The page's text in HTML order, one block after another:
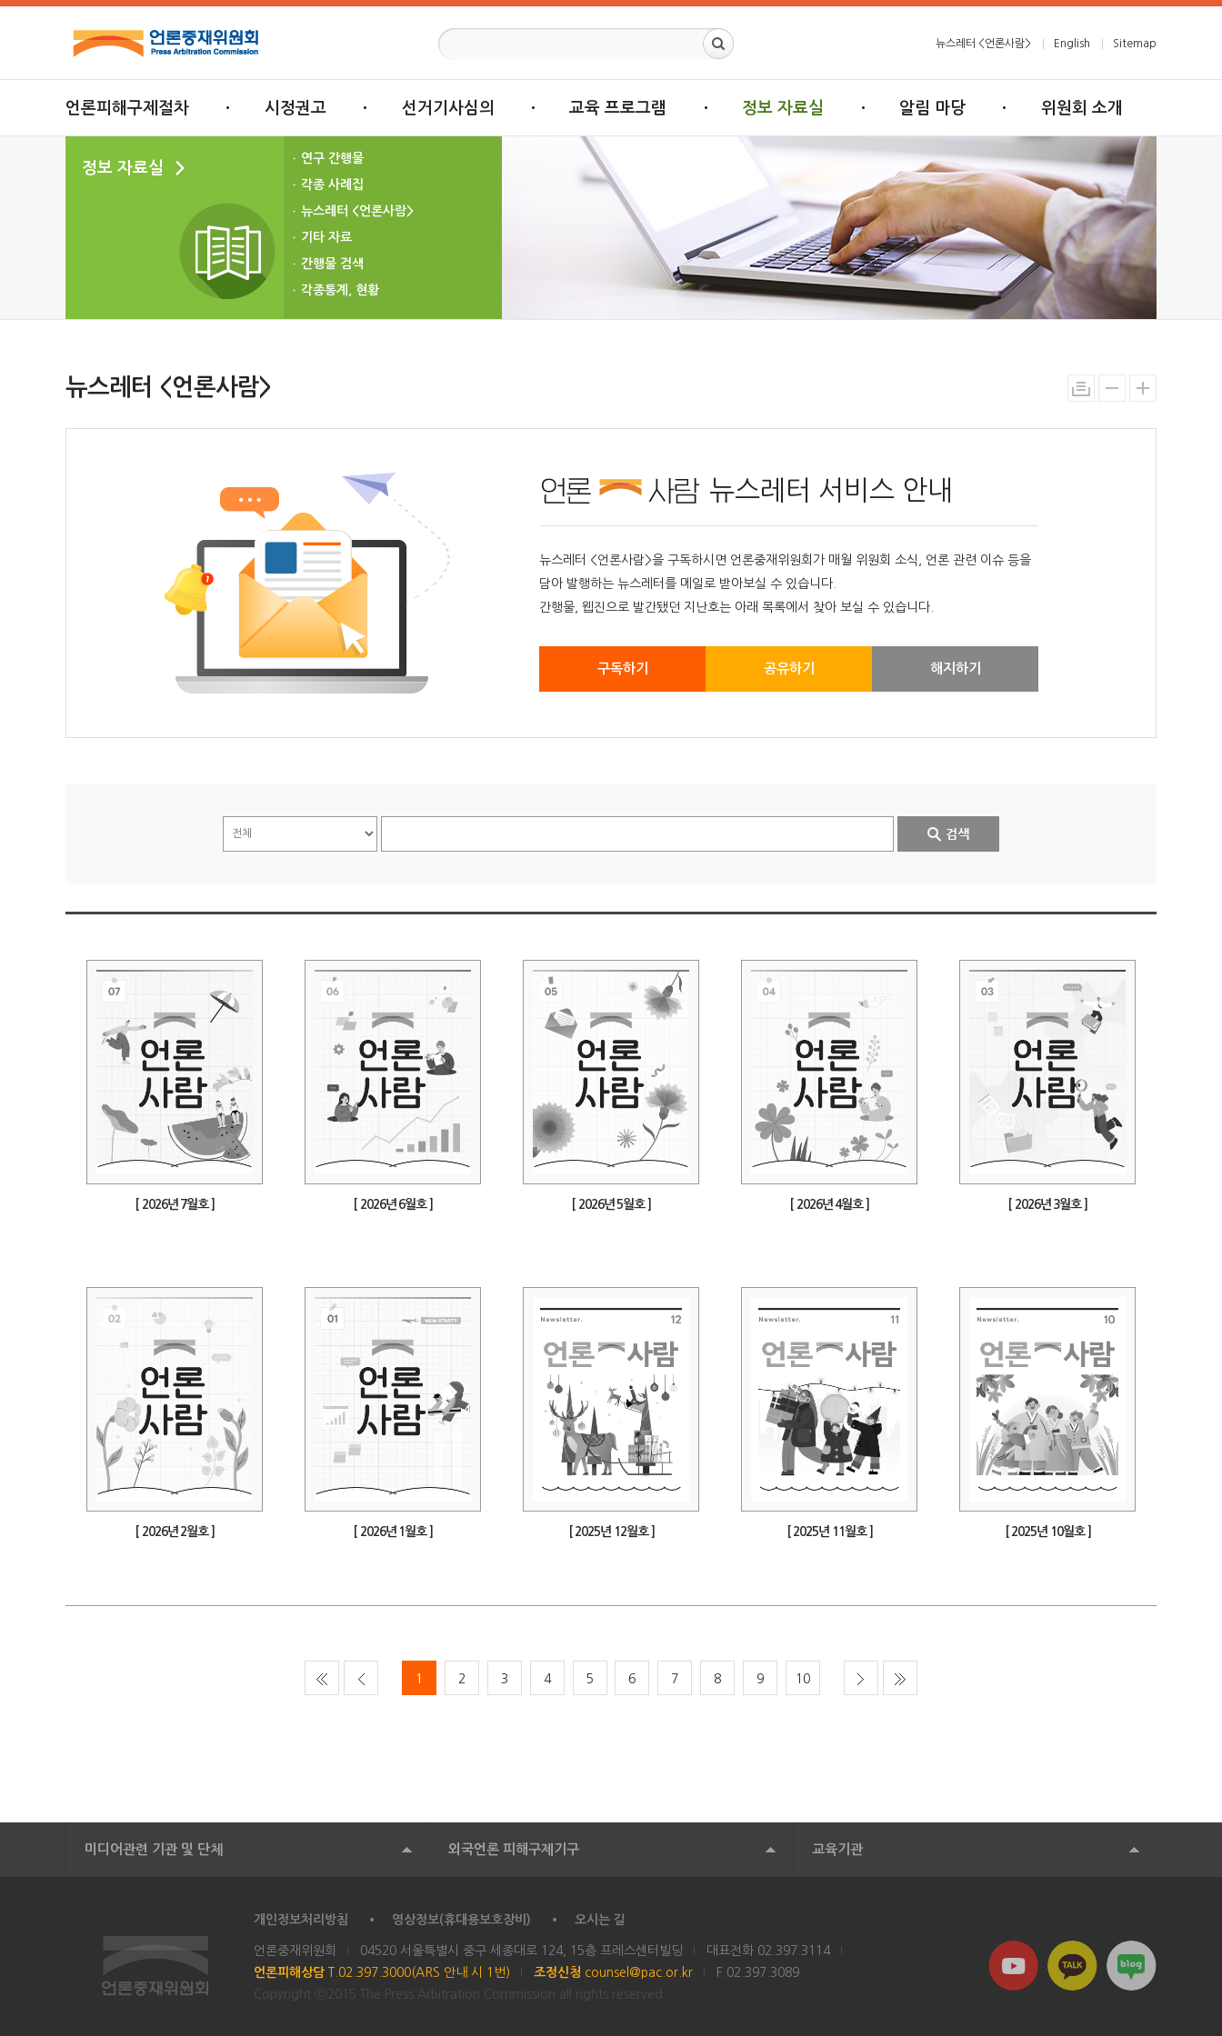
뉴스레터 <언론사람> English Sitemap
언론피해구제절차 시정권고 선거기사심의 교육 프로그램 정보 자료실 알림 마당 위원회 소개
정보 자료실
연구 간행물
각종 사례집
뉴스레터 <언론사람>
기타 자료
간행물 검색
각종통계, 현황
뉴스레터 <언론사람>
뉴스레터 서비스 안내
뉴스레터 <언론사람>을 구독하시면 언론중재위원회가 매월 위원회 소식, 언론 관련 이슈 등을
담아 발행하는 뉴스레터를 메일로 받아보실 수 있습니다.
간행물, 웹진으로 발간됐던 지난호는 아래 목록에서 찾아 보실 수 있습니다.
구독하기 공유하기 해지하기
[ 2026년 7월호 ] [ 2026년 6월호 ] [ 2026년 5월호 ] [ 2026년 4월호 ] [ 2026년 3월호 ]
[ 2026년 2월호 ] [ 2026년 1월호 ] [ 2025년 12월호 ] [ 2025년 11월호 ] [ 2025년 10월호 ]
1 2 3 4 5 6 7 8 9 10
미디어관련 기관 및 단체 외국언론 피해구제기구 교육기관
개인정보처리방침 영상정보(휴대용보호장비) 오시는 길
언론중재위원회 04520 서울특별시 중구 세종대로 124, 15층 프레스센터빌딩 대표전화 02.397.3114
언론피해상담 T.02.397.3000(ARS 안내 시 1번) 조정신청 counsel@pac.or.kr
F.02.397.3089
Copyright ⓒ2015 The Press Arbitration Commission all rights reserved.